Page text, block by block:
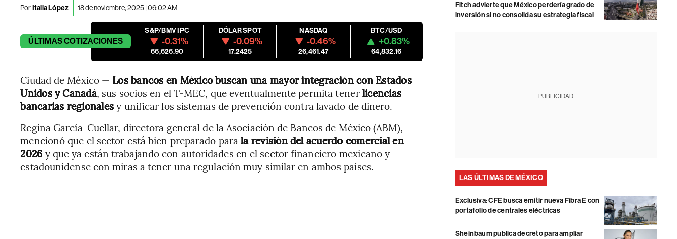
PorItalia López 18 de noviembre, 2025 | 06:02 AM
ÚLTIMASCOTIZACIONES
S&P/BMV IPC
-0.31%
66,626.90
DÓLAR SPOT
-0.09%
17.2425
NASDAQ
-0.46%
26,461.47
BTC/USD
+0.83%
64,832.16
Ciudad de México — Los bancos en México buscan una mayor integración con Estados
Unidos y Canadá, sus socios en el T-MEC, que eventualmente permita tenerlicencias
bancarias regionalesy unificar los sistemas de prevención contra lavado de dinero.
Regina García-Cuellar, directora general de la Asociación de Bancos de México (ABM),
mencionó que el sector está bien preparado parala revisión del acuerdo comercial en
2026 y que ya están trabajando con autoridades en el sector financiero mexicano y
estadounidense con miras a tener una regulación muy similar en ambos países.
Fitch advierte que México perdería grado de
inversión si no consolida su estrategia fiscal
PUBLICIDAD
LAS ÚLTIMAS DE MÉXICO
Exclusiva: CFE busca emitir nueva Fibra E con
portafolio de centrales eléctricas
Sheinbaum publica decreto para ampliar